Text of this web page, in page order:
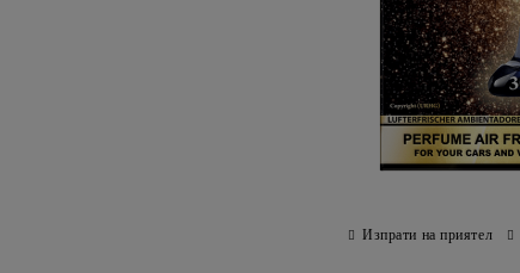
Изпрати на приятел